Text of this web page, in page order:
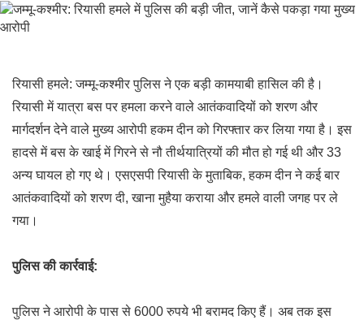
रियासी हमले: जम्मू-कश्मीर पुलिस ने एक बड़ी कामयाबी हासिल की है।
रियासी में यात्रा बस पर हमला करने वाले आतंकवादियों को शरण और
मार्गदर्शन देने वाले मुख्य आरोपी हकम दीन को गिरफ्तार कर लिया गया है। इस
हादसे में बस के खाई में गिरने से नौ तीर्थयात्रियों की मौत हो गई थी और 33
अन्य घायल हो गए थे। एसएसपी रियासी के मुताबिक, हकम दीन ने कई बार
आतंकवादियों को शरण दी, खाना मुहैया कराया और हमले वाली जगह पर ले
गया।
पुलिस की कार्रवाई:
पुलिस ने आरोपी के पास से 6000 रुपये भी बरामद किए हैं। अब तक इस